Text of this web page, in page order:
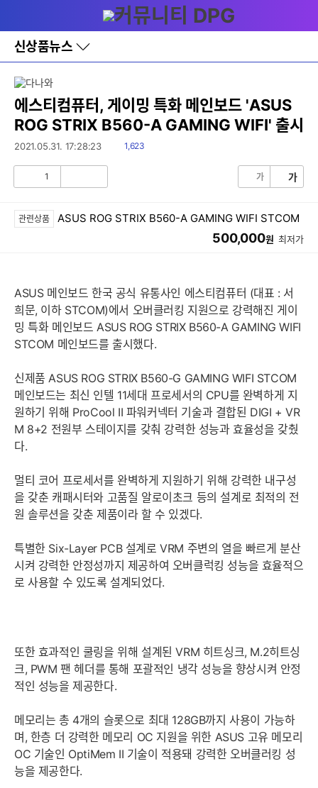
와
홈
신상품뉴스
바
로
레
이
어
토
에스티컴퓨터, 게이밍 특화 메인보드 'ASUS
ROG STRIX B560-A GAMING WIFI' 출시
2021.05.31. 17:28:23
읽
1,623
1 가 가
관련상품 ASUS ROG STRIX B560-A GAMING WIFI STCOM
500,000원 최저가
ASUS 메인보드 한국 공식 유통사인 에스티컴퓨터 (대표 : 서
희문, 이하 STCOM)에서 오버클러킹 지원으로 강력해진 게이
밍 특화 메인보드 ASUS ROG STRIX B560-A GAMING WIFI
STCOM 메인보드를 출시했다.
신제품 ASUS ROG STRIX B560-G GAMING WIFI STCOM
메인보드는 최신 인텔 11세대 프로세서의 CPU를 완벽하게 지
원하기 위해 ProCool II 파워커넥터 기술과 결합된 DIGI + VR
M 8+2 전원부 스테이지를 갖춰 강력한 성능과 효율성을 갖췄
다.
멀티 코어 프로세서를 완벽하게 지원하기 위해 강력한 내구성
을 갖춘 캐패시터와 고품질 알로이초크 등의 설계로 최적의 전
원 솔루션을 갖춘 제품이라 할 수 있겠다.
특별한 Six-Layer PCB 설계로 VRM 주변의 열을 빠르게 분산
시켜 강력한 안정성까지 제공하여 오버클럭킹 성능을 효율적으
로 사용할 수 있도록 설계되었다.
또한 효과적인 쿨링을 위해 설계된 VRM 히트싱크, M.2히트싱
크, PWM 팬 헤더를 통해 포괄적인 냉각 성능을 향상시켜 안정
적인 성능을 제공한다.
메모리는 총 4개의 슬롯으로 최대 128GB까지 사용이 가능하
며, 한층 더 강력한 메모리 OC 지원을 위한 ASUS 고유 메모리
OC 기술인 OptiMem II 기술이 적용돼 강력한 오버클러킹 성
능을 제공한다.